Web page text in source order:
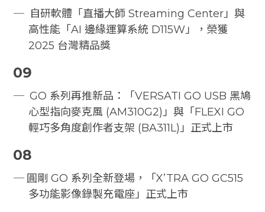
自研軟體「直播大師 Streaming Center」與
高性能「AI 邊緣運算系統 D115W」，榮獲
2025 台灣精品獎
09
GO 系列再推新品：「VERSATI GO USB 黑鳩
心型指向麥克風 (AM310G2)」與「FLEXI GO
輕巧多角度創作者支架 (BA311L)」正式上市
08
圓剛 GO 系列全新登場，「X’TRA GO GC515
多功能影像錄製充電座」正式上市